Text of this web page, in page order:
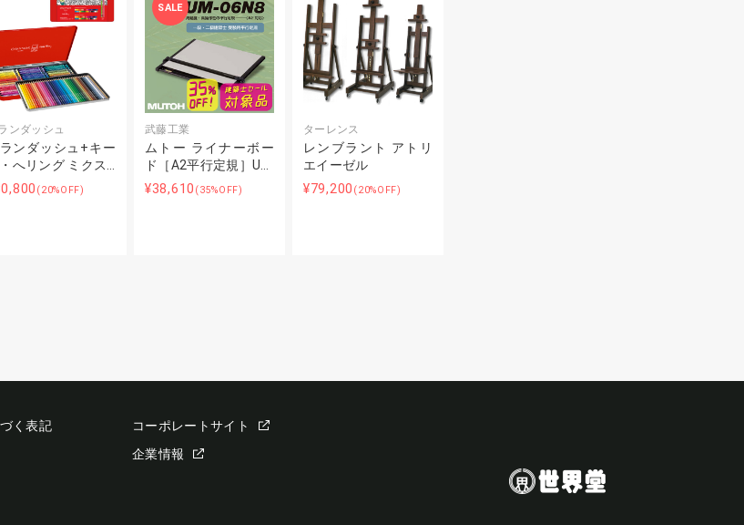
ンダッシュ
ンダッシュ+キー
へリング ミクス…
(20%OFF)
SALE
武藤工業
ムトー ライナーボー
ド［A2平行定規］U…
¥38,610 (35%OFF)
ターレンス
レンブラント アトリ
エイーゼル
¥79,200 (20%OFF)
く表記
コーポレートサイト
企業情報